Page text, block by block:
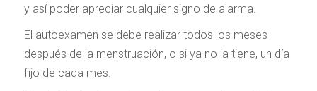
y así poder apreciar cualquier signo de alarma.
El autoexamen se debe realizar todos los meses
después de la menstruación, o si ya no la tiene, un día
fijo de cada mes.